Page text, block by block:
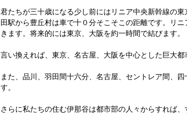
君たちが三十歳になる少し前にはリニア中央新幹線の
田駅から豊丘村は車で十０分そこそこの距離です。リ
きます。将来的には東京、大阪を約一時間で結びます。
言い換えれば、東京、名古屋、大阪を中心とした巨大
また、品川、羽田間十六分、名古屋、セントレア間、
す。
さらに私たちの住む伊那谷は都市部の人々からすれば